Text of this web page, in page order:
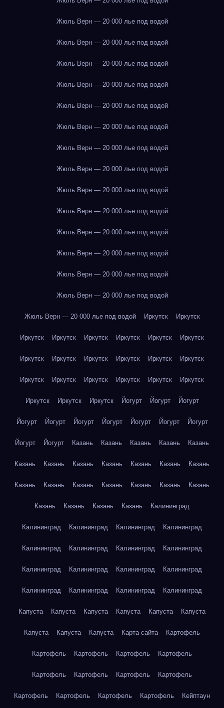
Жюль Верн — 20 000 лье под водой
Жюль Верн — 20 000 лье под водой
Жюль Верн — 20 000 лье под водой
Жюль Верн — 20 000 лье под водой
Жюль Верн — 20 000 лье под водой
Жюль Верн — 20 000 лье под водой
Жюль Верн — 20 000 лье под водой
Жюль Верн — 20 000 лье под водой
Жюль Верн — 20 000 лье под водой
Жюль Верн — 20 000 лье под водой
Жюль Верн — 20 000 лье под водой
Жюль Верн — 20 000 лье под водой
Жюль Верн — 20 000 лье под водой
Жюль Верн — 20 000 лье под водой
Жюль Верн — 20 000 лье под водой Иркутск Иркутск
Иркутск Иркутск Иркутск Иркутск Иркутск Иркутск
Иркутск Иркутск Иркутск Иркутск Иркутск Иркутск
Иркутск Иркутск Иркутск Иркутск Иркутск Иркутск
Иркутск Иркутск Иркутск Йогурт Йогурт Йогурт
Йогурт Йогурт Йогурт Йогурт Йогурт Йогурт Йогурт
Йогурт Йогурт Казань Казань Казань Казань Казань
Казань Казань Казань Казань Казань Казань Казань
Казань Казань Казань Казань Казань Казань Казань
Казань Казань Казань Казань Калининград
Калининград Калининград Калининград Калининград
Калининград Калининград Калининград Калининград
Калининград Калининград Калининград Калининград
Калининград Калининград Калининград Калининград
Капуста Капуста Капуста Капуста Капуста Капуста
Капуста Капуста Капуста Карта сайта Картофель
Картофель Картофель Картофель Картофель
Картофель Картофель Картофель Картофель
Картофель Картофель Картофель Картофель Кейптаун